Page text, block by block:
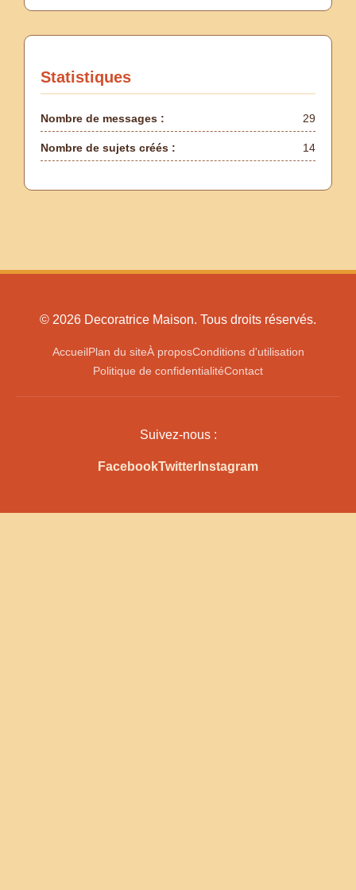
Statistiques
Nombre de messages : 29
Nombre de sujets créés : 14
© 2026 Decoratrice Maison. Tous droits réservés.
AccueilPlan du siteÀ proposConditions d'utilisation
Politique de confidentialitéContact
Suivez-nous :
FacebookTwitter Instagram